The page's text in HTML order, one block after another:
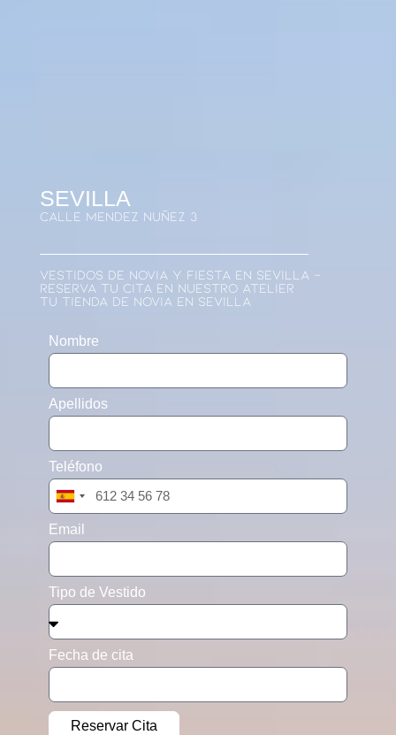
SEVILLA
Calle Mendez Nuñez 3
Vestidos De Novia Y Fiesta En Sevilla -
Reserva Tu Cita En Nuestro Atelier
Tu Tienda De Novia En Sevilla
Nombre
Apellidos
Teléfono
Spain
+34
Email
Tipo de Vestido
Fecha de cita